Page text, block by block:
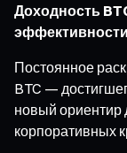
Доходность
Постоянное
BTC —
новый ориентир
корпоративных